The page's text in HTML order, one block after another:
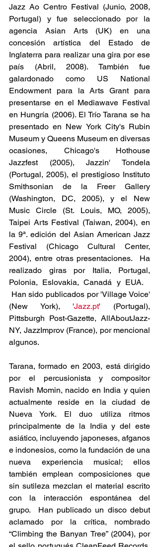
Jazz Ao Centro Festival (Junio, 2008,
Portugal) y fue seleccionado por la
agencia Asian Arts (UK) en una
concesión artística del Estado de
Inglaterra para realizar una gira por ese
país (Abril, 2008). También fue
galardonado como US National
Endowment para la Arts Grant para
presentarse en el Mediawave Festival
en Hungría (2006). El Trío Tarana se ha
presentado en New York City's Rubin
Museum y Queens Museum en diversas
ocasiones, Chicago's Hothouse
Jazzfest (2005), Jazzin' Tondela
(Portugal, 2005), el prestigioso Instituto
Smithsonian de la Freer Gallery
(Washington, DC, 2005), y el New
Music Circle (St. Louis, MO, 2005),
Taipei Arts Festival (Taiwan, 2004), en
la 9ª. edición del Asian American Jazz
Festival (Chicago Cultural Center,
2004), entre otras presentaciones.  Ha
realizado giras por Italia, Portugal,
Polonia, Eslovakia, Canadá y EUA.
Han sido publicados por 'Village Voice'
(New York), 'Jazz.pt' (Portugal),
Pittsburgh Post-Gazette, AllAboutJazz-
NY, JazzImprov (France), por mencional
algunos.
Tarana, formado en 2003, está dirigido
por el percusionista y compositor
Ravish Momin, nacido en India y quien
actualmente reside en la ciudad de
Nueva York. El duo utiliza ritmos
principalmente de la India y del este
asiático, incluyendo japoneses, afganos
e indonesios, como la fundación de una
nueva experiencia musical; ellos
también emplean composiciones que
sin sutileza mezclan el material escrito
con la interacción espontánea del
grupo.  Han publicado un disco debut
aclamado por la crítica, nombrado
“Climbing the Banyan Tree” (2004), por